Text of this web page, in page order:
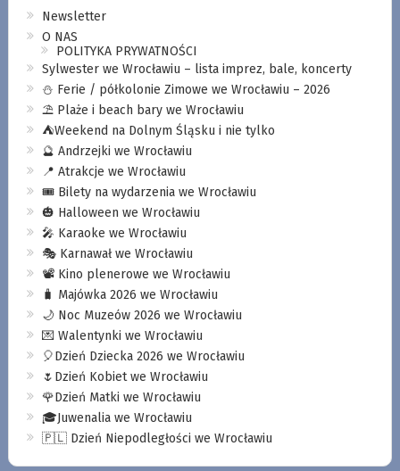
Newsletter
O NAS
POLITYKA PRYWATNOŚCI
Sylwester we Wrocławiu – lista imprez, bale, koncerty
⛄️ Ferie / półkolonie Zimowe we Wrocławiu – 2026
⛱️ Plaże i beach bary we Wrocławiu
⛺️Weekend na Dolnym Śląsku i nie tylko
🔮 Andrzejki we Wrocławiu
📍 Atrakcje we Wrocławiu
🎟️ Bilety na wydarzenia we Wrocławiu
🎃 Halloween we Wrocławiu
🎤 Karaoke we Wrocławiu
🎭 Karnawał we Wrocławiu
📽️ Kino plenerowe we Wrocławiu
🧳 Majówka 2026 we Wrocławiu
🌙 Noc Muzeów 2026 we Wrocławiu
💌 Walentynki we Wrocławiu
🎈Dzień Dziecka 2026 we Wrocławiu
🌷Dzień Kobiet we Wrocławiu
🌹Dzień Matki we Wrocławiu
🎓Juwenalia we Wrocławiu
🇵🇱 Dzień Niepodległości we Wrocławiu